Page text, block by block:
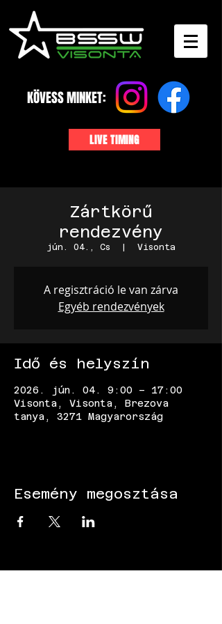
KÖVESS MINKET:
LIVE TIMING
Zártkörű
rendezvény
jún. 04., Cs Visonta
A regisztráció le van zárva
Egyéb rendezvények
Idő és helyszín
2026. jún. 04. 9:00 – 17:00
Visonta, Visonta, Brezova
tanya, 3271 Magyarország
Esemény megosztása